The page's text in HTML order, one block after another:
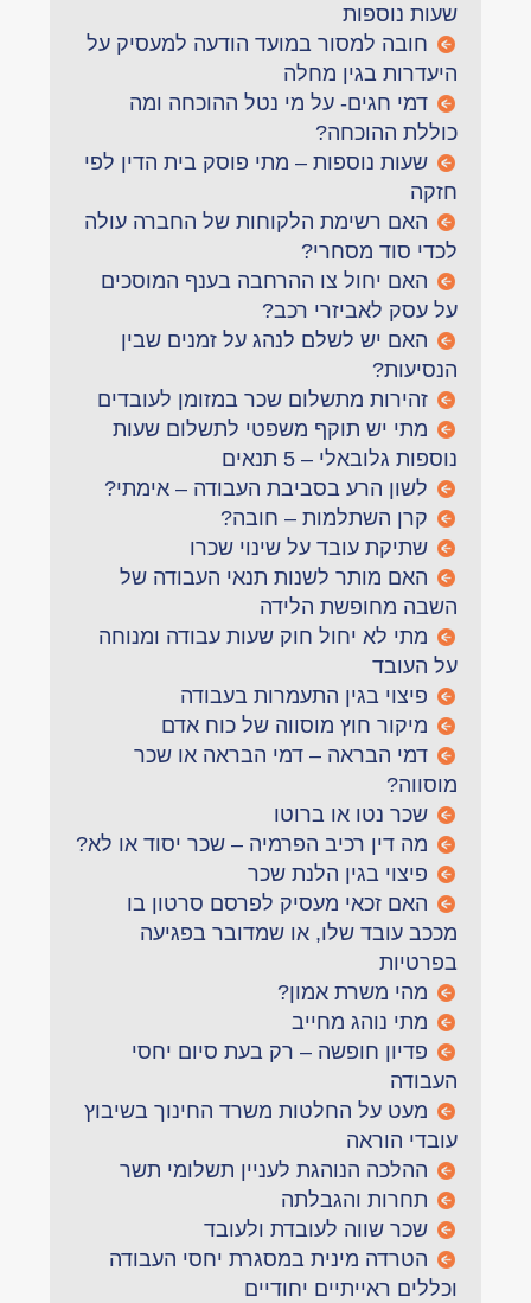
שעות נוספות
חובה למסור במועד הודעה למעסיק על
היעדרות בגין מחלה
דמי חגים- על מי נטל ההוכחה ומה
כוללת ההוכחה?
שעות נוספות – מתי פוסק בית הדין לפי
חזקה
האם רשימת הלקוחות של החברה עולה
לכדי סוד מסחרי?
האם יחול צו ההרחבה בענף המוסכים
על עסק לאביזרי רכב?
האם יש לשלם לנהג על זמנים שבין
הנסיעות?
זהירות מתשלום שכר במזומן לעובדים
מתי יש תוקף משפטי לתשלום שעות
נוספות גלובאלי – 5 תנאים
לשון הרע בסביבת העבודה – אימתי?
קרן השתלמות – חובה?
שתיקת עובד על שינוי שכרו
האם מותר לשנות תנאי העבודה של
השבה מחופשת הלידה
מתי לא יחול חוק שעות עבודה ומנוחה
על העובד
פיצוי בגין התעמרות בעבודה
מיקור חוץ מוסווה של כוח אדם
דמי הבראה – דמי הבראה או שכר
מוסווה?
שכר נטו או ברוטו
מה דין רכיב הפרמיה – שכר יסוד או לא?
פיצוי בגין הלנת שכר
האם זכאי מעסיק לפרסם סרטון בו
מככב עובד שלו, או שמדובר בפגיעה
בפרטיות
מהי משרת אמון?
מתי נוהג מחייב
פדיון חופשה – רק בעת סיום יחסי
העבודה
מעט על החלטות משרד החינוך בשיבוץ
עובדי הוראה
ההלכה הנוהגת לעניין תשלומי תשר
תחרות והגבלתה
שכר שווה לעובדת ולעובד
הטרדה מינית במסגרת יחסי העבודה
וכללים ראייתיים יחודיים